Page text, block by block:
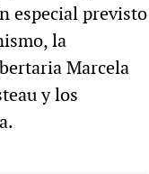
especial previsto
la
Marcela
y los